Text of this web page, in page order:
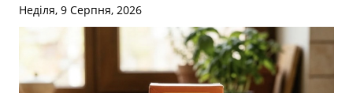
Неділя, 9 Серпня, 2026